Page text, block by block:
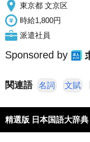
東京都 文京区
時給1,800円
派遣社員
Sponsored by
関連語 名詞 文賦
精選版 日本国語大辞典